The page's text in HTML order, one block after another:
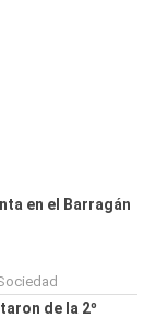
en el Barragán
de la 2º